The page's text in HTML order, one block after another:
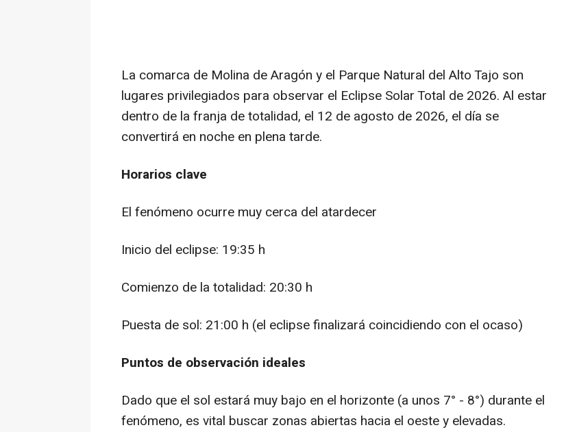
La comarca de Molina de Aragón y el Parque Natural del Alto Tajo son
lugares privilegiados para observar el Eclipse Solar Total de 2026. Al estar
dentro de la franja de totalidad, el 12 de agosto de 2026, el día se
convertirá en noche en plena tarde.
Horarios clave
El fenómeno ocurre muy cerca del atardecer
Inicio del eclipse: 19:35 h
Comienzo de la totalidad: 20:30 h
Puesta de sol: 21:00 h (el eclipse finalizará coincidiendo con el ocaso)
Puntos de observación ideales
Dado que el sol estará muy bajo en el horizonte (a unos 7° - 8°) durante el
fenómeno, es vital buscar zonas abiertas hacia el oeste y elevadas.